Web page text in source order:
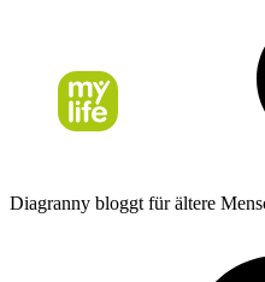
Diagranny bloggt für ältere